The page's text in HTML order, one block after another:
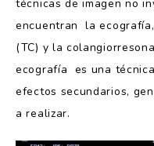
técnicas de imagen no
encuentran la
(TC) y la
ecografía es una
efectos secundarios,
a realizar.